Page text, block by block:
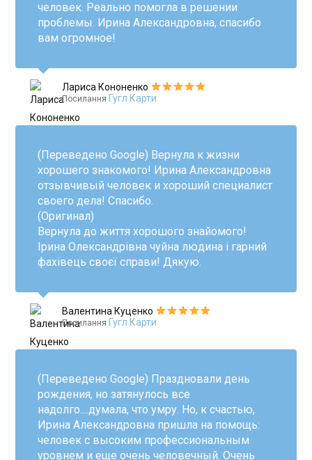
человек. Реально помогла в решении
проблемы. Ирина Александровна, спасибо
вам огромное!
Лариса Кононенко
Посилання Гугл Карти
(Переведено Google) Вернула к жизни
хорошего знакомого! Ирина Александровна
отзывчивый человек и хороший специалист
своего дела! Спасибо.
(Оригинал)
Вернула до життя хорошого знайомого!
Ірина Олександрівна чуйна людина і гарний
фахівець своєї справи! Дякую.
Валентина Куценко
Посилання Гугл Карти
(Переведено Google) Праздновали день
рождения, но затянулось все
надолго....думала, что умру. Но, к счастью,
Ирина Александровна пришла на помощь:
человек с высоким профессиональным
уровнем и еще очень человечный. Очень